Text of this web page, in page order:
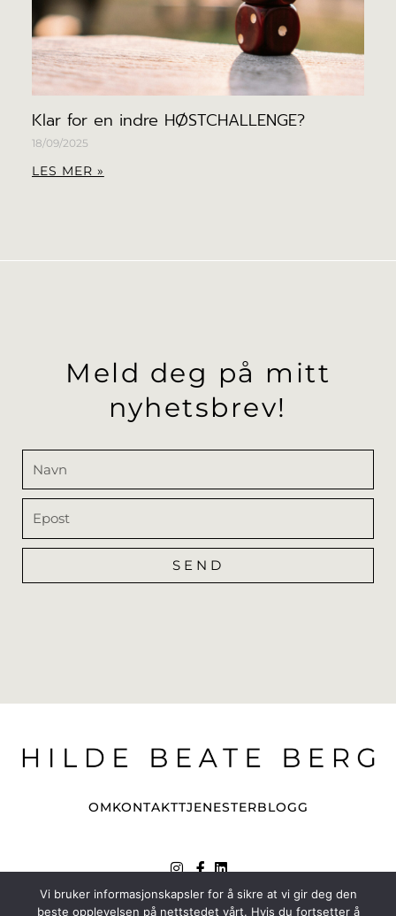
Klar for en indre HØSTCHALLENGE?
18/09/2025
LES MER »
Meld deg på mitt
nyhetsbrev!
SEND
OMKONTAKTTJENESTERBLOGG
Copyright 2026 © - All rights reserved
Vi bruker informasjonskapsler for å sikre at vi gir deg den
beste opplevelsen på nettstedet vårt. Hvis du fortsetter å